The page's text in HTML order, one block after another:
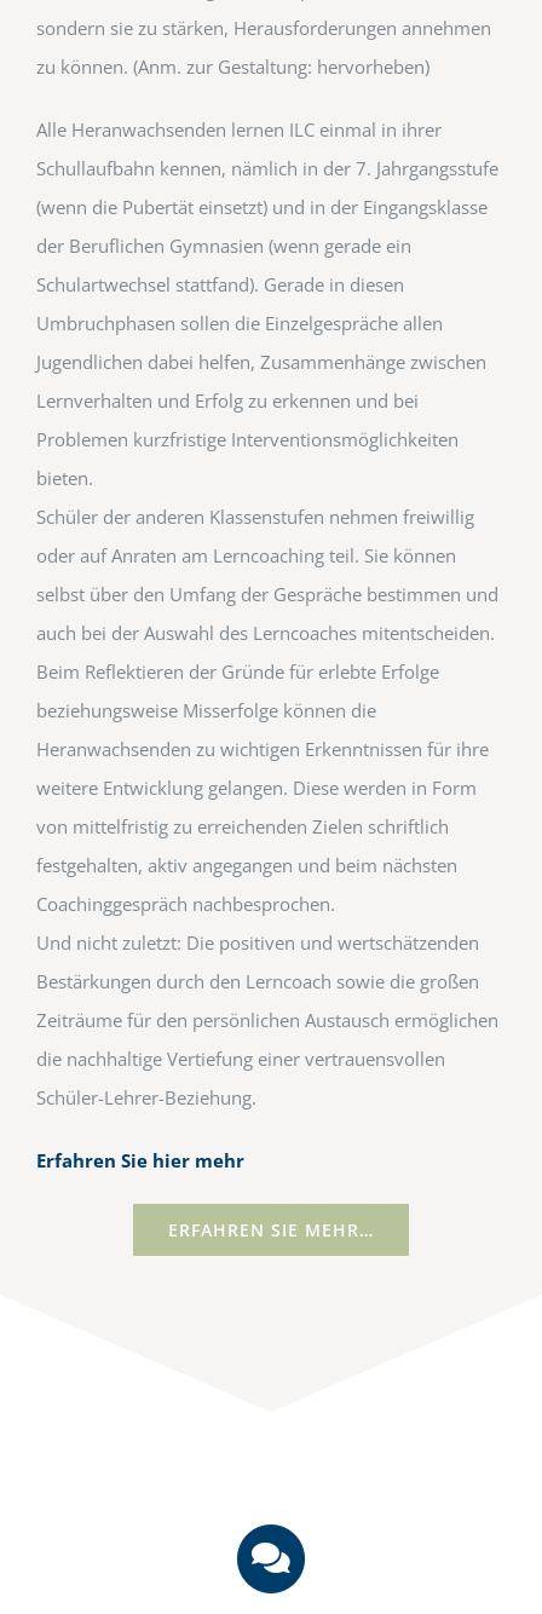
sondern sie zu stärken, Herausforderungen annehmen
zu können. (Anm. zur Gestaltung: hervorheben)
Alle Heranwachsenden lernen ILC einmal in ihrer
Schullaufbahn kennen, nämlich in der 7. Jahrgangsstufe
(wenn die Pubertät einsetzt) und in der Eingangsklasse
der Beruflichen Gymnasien (wenn gerade ein
Schulartwechsel stattfand). Gerade in diesen
Umbruchphasen sollen die Einzelgespräche allen
Jugendlichen dabei helfen, Zusammenhänge zwischen
Lernverhalten und Erfolg zu erkennen und bei
Problemen kurzfristige Interventionsmöglichkeiten
bieten.
Schüler der anderen Klassenstufen nehmen freiwillig
oder auf Anraten am Lerncoaching teil. Sie können
selbst über den Umfang der Gespräche bestimmen und
auch bei der Auswahl des Lerncoaches mitentscheiden.
Beim Reflektieren der Gründe für erlebte Erfolge
beziehungsweise Misserfolge können die
Heranwachsenden zu wichtigen Erkenntnissen für ihre
weitere Entwicklung gelangen. Diese werden in Form
von mittelfristig zu erreichenden Zielen schriftlich
festgehalten, aktiv angegangen und beim nächsten
Coachinggespräch nachbesprochen.
Und nicht zuletzt: Die positiven und wertschätzenden
Bestärkungen durch den Lerncoach sowie die großen
Zeiträume für den persönlichen Austausch ermöglichen
die nachhaltige Vertiefung einer vertrauensvollen
Schüler-Lehrer-Beziehung.
Erfahren Sie hier mehr
ERFAHREN SIE MEHR…